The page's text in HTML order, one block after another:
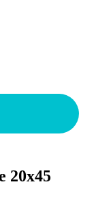
20х45